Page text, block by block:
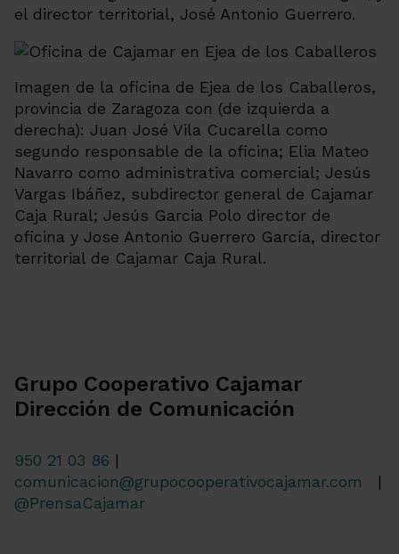
el director territorial, José Antonio Guerrero.
Imagen de la oficina de Ejea de los Caballeros,
provincia de Zaragoza con (de izquierda a
derecha): Juan José Vila Cucarella como
segundo responsable de la oficina; Elia Mateo
Navarro como administrativa comercial; Jesús
Vargas Ibáñez, subdirector general de Cajamar
Caja Rural; Jesús Garcia Polo director de
oficina y Jose Antonio Guerrero García, director
territorial de Cajamar Caja Rural.
Grupo Cooperativo Cajamar
Dirección de Comunicación
950 21 03 86 |
comunicacion@grupocooperativocajamar.com |
@PrensaCajamar